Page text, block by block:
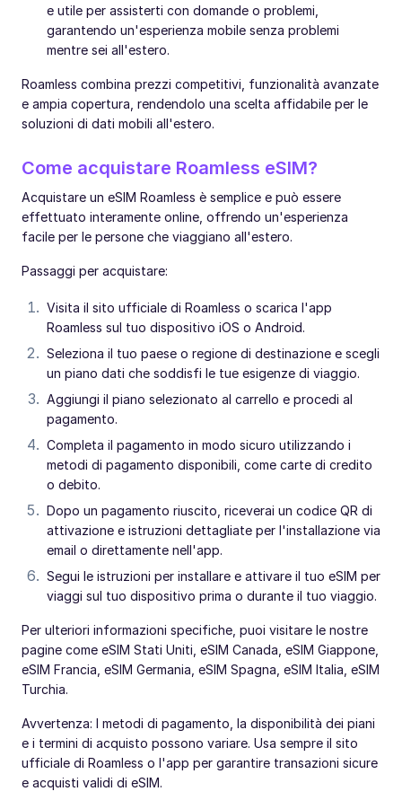
e utile per assisterti con domande o problemi,
garantendo un'esperienza mobile senza problemi
mentre sei all'estero.
Roamless combina prezzi competitivi, funzionalità avanzate
e ampia copertura, rendendolo una scelta affidabile per le
soluzioni di dati mobili all'estero.
Come acquistare Roamless eSIM?
Acquistare un eSIM Roamless è semplice e può essere
effettuato interamente online, offrendo un'esperienza
facile per le persone che viaggiano all'estero.
Passaggi per acquistare:
Visita il sito ufficiale di Roamless o scarica l'app
Roamless sul tuo dispositivo iOS o Android.
Seleziona il tuo paese o regione di destinazione e scegli
un piano dati che soddisfi le tue esigenze di viaggio.
Aggiungi il piano selezionato al carrello e procedi al
pagamento.
Completa il pagamento in modo sicuro utilizzando i
metodi di pagamento disponibili, come carte di credito
o debito.
Dopo un pagamento riuscito, riceverai un codice QR di
attivazione e istruzioni dettagliate per l'installazione via
email o direttamente nell'app.
Segui le istruzioni per installare e attivare il tuo eSIM per
viaggi sul tuo dispositivo prima o durante il tuo viaggio.
Per ulteriori informazioni specifiche, puoi visitare le nostre
pagine come eSIM Stati Uniti, eSIM Canada, eSIM Giappone,
eSIM Francia, eSIM Germania, eSIM Spagna, eSIM Italia, eSIM
Turchia.
Avvertenza: I metodi di pagamento, la disponibilità dei piani
e i termini di acquisto possono variare. Usa sempre il sito
ufficiale di Roamless o l'app per garantire transazioni sicure
e acquisti validi di eSIM.